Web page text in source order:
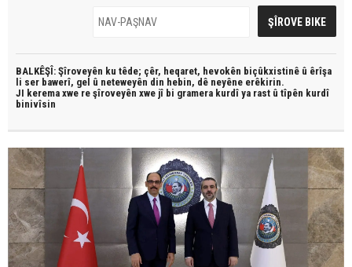
BALKÊŞÎ: Şîroveyên ku têde; çêr, heqaret, hevokên biçûkxistinê û êrîşa
li ser bawerî, gel û neteweyên din hebin, dê neyêne erêkirin.
JI kerema xwe re şîroveyên xwe jî bi gramera kurdî ya rast û tîpên kurdî
binivîsin